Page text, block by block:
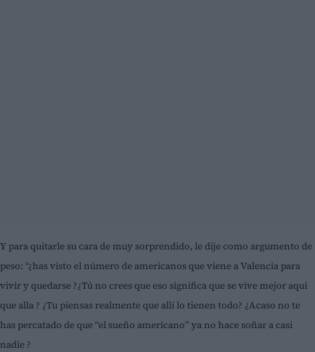
Y para quitarle su cara de muy sorprendido, le dije como argumento de
peso: “¿has visto el número de americanos que viene a Valencia para
vivir y quedarse ?¿Tú no crees que eso significa que se vive mejor aquí
que alla ? ¿Tu piensas realmente que allí lo tienen todo? ¿Acaso no te
has percatado de que “el sueño americano” ya no hace soñar a casi
nadie ?